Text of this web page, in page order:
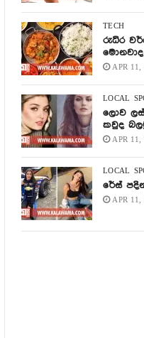
TECH
රුධිර
APR 11,
LOCAL
ලොව
කවුද
APR 11,
LOCAL
රේස්
APR 11,